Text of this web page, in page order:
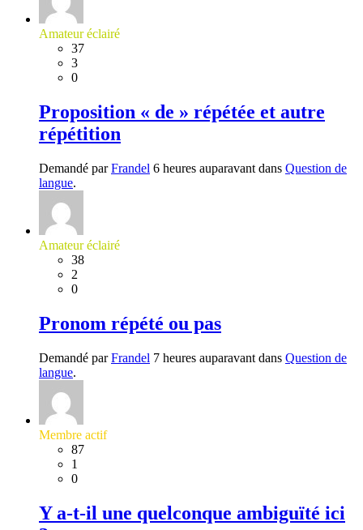
Amateur éclairé
37
3
0
Proposition « de » répétée et autre
répétition
Demandé parFrandel 6 heures auparavant dans Question de
langue.
Amateur éclairé
38
2
0
Pronom répété ou pas
Demandé parFrandel 7 heures auparavant dans Question de
langue.
Membre actif
87
1
0
Y a-t-il une quelconque ambiguïté ici